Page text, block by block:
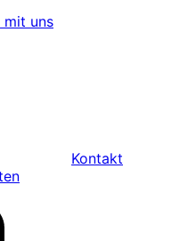
mit uns
Kontakt